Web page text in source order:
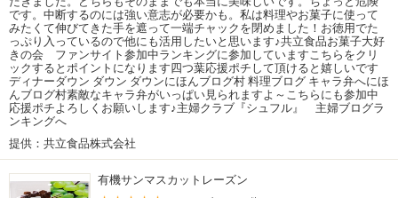
です。中断するのには強い意志が必要かも。私は料理やお菓子に使って
みたくて伸びてきた手を遮って一端チャックを閉めました！お徳用でた
っぷり入っているので他にも活用したいと思います♪共立食品お菓子大好
きの会 ファンサイト参加中ランキングに参加していますこちらをクリ
ックするとポイントになります四つ葉応援ポチして頂けると嬉しいです
ディナーダウン ダウン ダウンにほんブログ村 料理ブログ キャラ弁へにほ
んブログ村素敵なキャラ弁がいっぱい見られますよ～こちらにも参加中
応援ポチよろしくお願いします♪主婦クラブ『シュフル』 主婦ブログラ
ンキングへ
提供：共立食品株式会社
有機サンマスカットレーズン